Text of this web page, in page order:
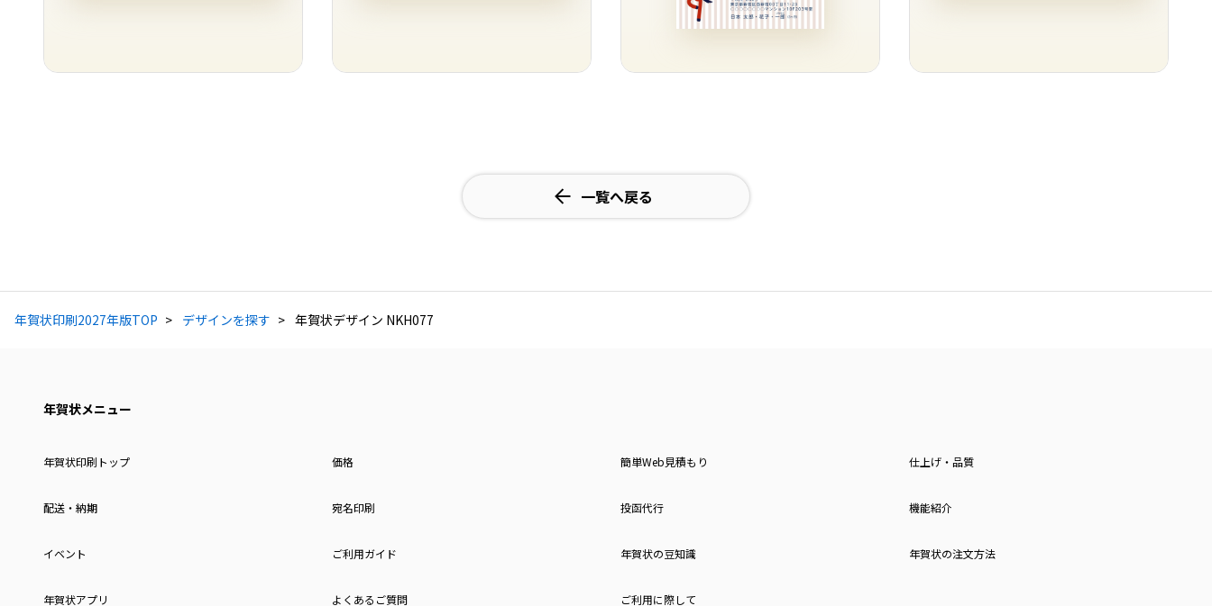
一覧へ戻る
年賀状印刷2027年版TOP デザインを探す 年賀状デザイン NKH077
年賀状メニュー
年賀状印刷トップ 価格 簡単Web見積もり 仕上げ・品質
配送・納期 宛名印刷 投函代行 機能紹介
イベント ご利用ガイド 年賀状の豆知識 年賀状の注文方法
年賀状アプリ よくあるご質問 ご利用に際して